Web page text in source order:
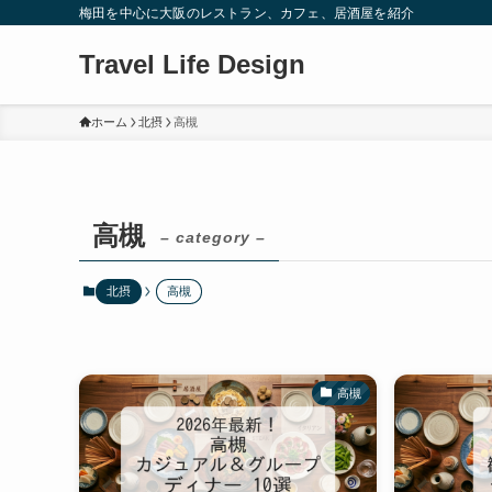
梅田を中心に大阪のレストラン、カフェ、居酒屋を紹介
Travel Life Design
ホーム 北摂 高槻
高槻 – category –
北摂 高槻
高槻